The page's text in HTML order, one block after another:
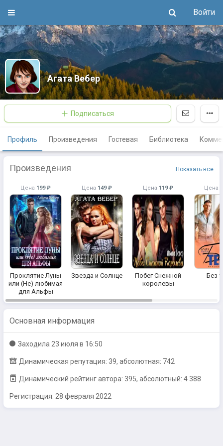
Войти
Агата Вебер
Подписаться
Профиль Произведения Гостевая Библиотека
Произведения Показать все
Цена 199 ₽
Проклятие Луны
или (Не) любимая
для Альфы
Цена 149 ₽
Звезда и Солнце
Цена 119 ₽
Побег Снежной
королевы
Цена
Без
Основная информация
Заходилa 23 июля в 16:50
Динамическая репутация: 39, абсолютная: 742
Динамический рейтинг автора: 395, абсолютный: 4 388
Регистрация: 28 февраля 2022